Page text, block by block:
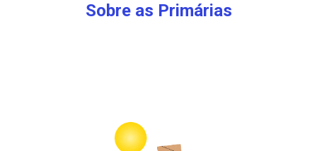
Sobre as Primárias